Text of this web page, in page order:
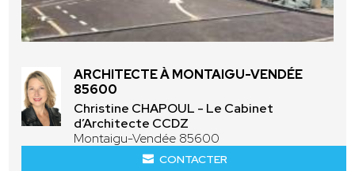
ARCHITECTE À MONTAIGU-VENDÉE
85600
Christine CHAPOUL - Le Cabinet
d’Architecte CCDZ
Montaigu-Vendée 85600
CONTACTER